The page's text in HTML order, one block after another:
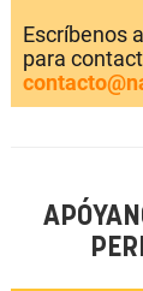
Escríbenos
para